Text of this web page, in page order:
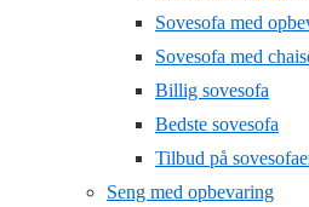
Sovesofa med
Sovesofa med
Billig sovesofa
Bedste sovesofa
Tilbud på
Seng med opbevaring